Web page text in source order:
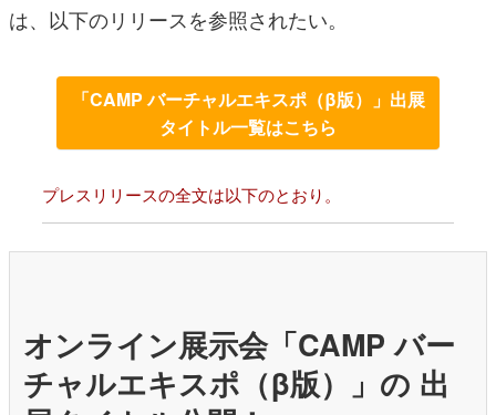
は、以下のリリースを参照されたい。
「CAMP バーチャルエキスポ（β版）」出展
タイトル一覧はこちら
プレスリリースの全文は以下のとおり。
オンライン展示会「CAMP バー
チャルエキスポ（β版）」の 出